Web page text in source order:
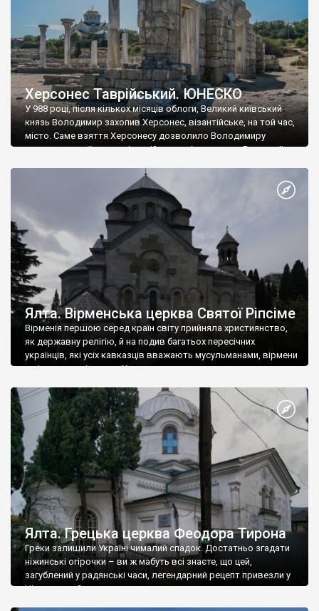
Херсонес Таврійський. ЮНЕСКО
У 988 році, після кількох місяців облоги, Великий київський
князь Володимир захопив Херсонес, візантійське, на той час,
місто. Саме взяття Херсонесу дозволило Володимиру
диктувати свої умови візантійському імператору Василю ІІ, та
Херсонесі Володимир-язичник, став Василем-християнином.
А потім було Хрещення Русі. На честь Херсонесу Таврійського
Ялта. Вірменська церква Святої Ріпсіме
Вірменія першою серед країн світу прийняла християнство,
як державну релігію, й на подив багатьох пересічних
українців, які усіх кавказців вважають мусульманами, вірмени
є відданими вірянами Христа
Ялта. Грецька церква Феодора Тирона
Греки залишили Україні чималий спадок. Достатньо згадати
ніжинські огірочки – ви ж мабуть всі знаєте, що цей,
загублений у радянські часи, легендарний рецепт привезли у
Ніжин греки?